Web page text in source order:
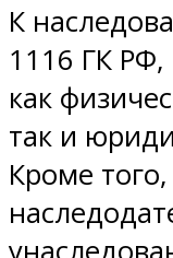
К
1116 ГК РФ,
как
так и
Кроме